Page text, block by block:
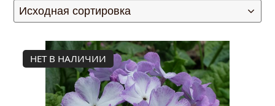
НЕТ В НАЛИЧИИ